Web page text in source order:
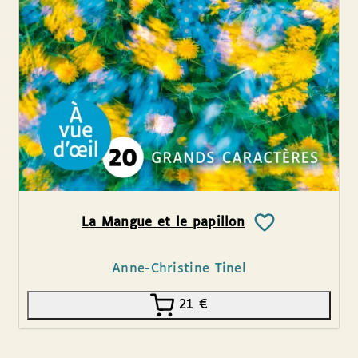
La Mangue et le papillon
Anne-Christine Tinel
21 €